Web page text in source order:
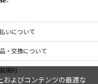
いについて
・交換について
規約
よびコンテンツの最適な